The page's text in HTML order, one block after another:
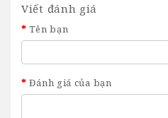
Viết đánh giá
Tên bạn
Đánh giá của bạn